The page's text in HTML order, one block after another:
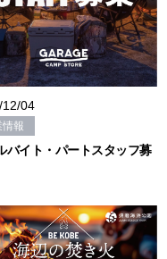
12/04
情報
バイト・パートスタッフ募